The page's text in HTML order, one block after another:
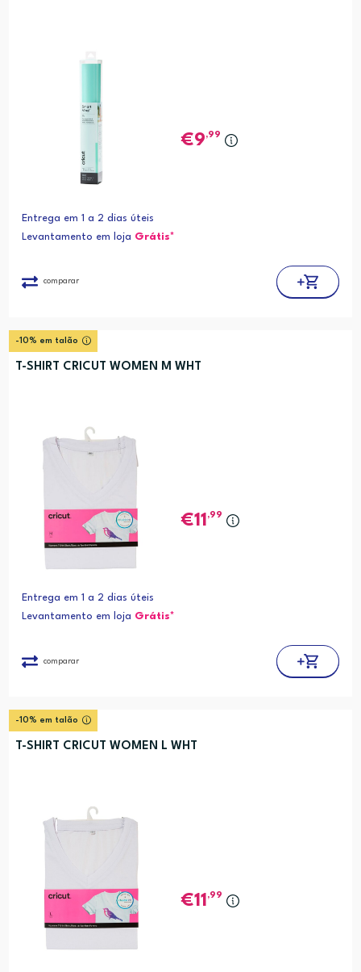
9,99
Entrega em 1 a 2 dias úteis
Levantamento em loja Grátis*
comparar
-10% em talão
T-SHIRT CRICUT WOMEN M WHT
11 ,99
Entrega em 1 a 2 dias úteis
Levantamento em loja Grátis*
comparar
-10% em talão
T-SHIRT CRICUT WOMEN L WHT
11 ,99